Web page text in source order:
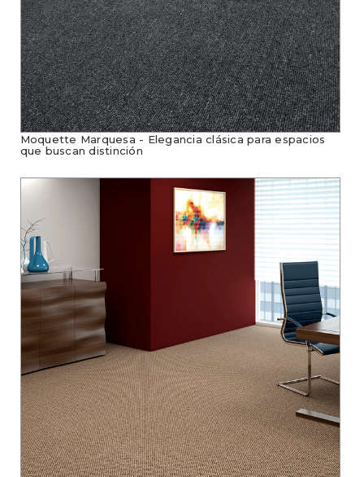
Moquette Marquesa - Elegancia clásica para espacios
que buscan distinción